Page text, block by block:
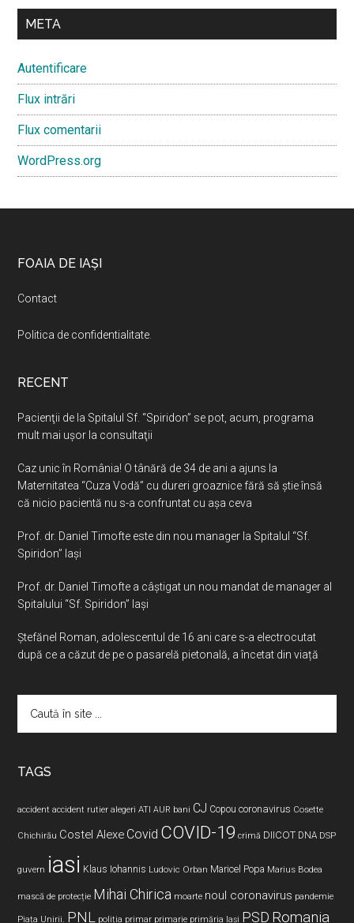
META
Autentificare
Flux intrări
Flux comentarii
WordPress.org
Footer
FOAIA DE IAȘI
Contact
Politica de confidentialitate
RECENT
Pacienţii de la Spitalul Sf. “Spiridon” se pot, acum, programa
mult mai uşor la consultaţii
Caz unic în România! O tânără de 34 de ani a ajuns la
Maternitatea “Cuza Vodă” cu dureri groaznice fără să ştie însă
că nicio pacientă nu s-a confruntat cu așa ceva
Prof. dr. Daniel Timofte este din nou manager la Spitalul “Sf.
Spiridon” Iaşi
Prof. dr. Daniel Timofte a câștigat un nou mandat de manager al
Spitalului “Sf. Spiridon” Iași
Ştefănel Roman, adolescentul de 16 ani care s-a electrocutat
după ce a căzut de pe o pasarelă pietonală, a încetat din viață
TAGS
accident accident rutier alegeri ATI AUR bani CJ Copou coronavirus Cosette
Chichirău Costel Alexe Covid COVID-19 crimă DIICOT DNA DSP
guvern iasi Klaus Iohannis Ludovic Orban Maricel Popa Marius Bodea
mască de protecție Mihai Chirica moarte noul coronavirus pandemie
Piața Unirii. PNL poliția primar primarie primăria Iași PSD Romania